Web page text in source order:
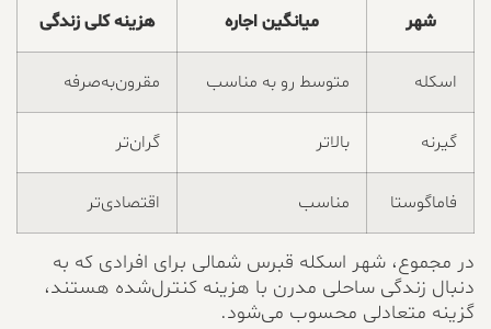
شهر میانگین اجاره هزینه کلی زندگی
اسکله متوسط رو به مناسب مقرون‌به‌صرفه
گیرنه بالاتر گران‌تر
فاماگوستا مناسب اقتصادی‌تر
در مجموع، شهر اسکله قبرس شمالی برای افرادی که به
دنبال زندگی ساحلی مدرن با هزینه کنترل‌شده هستند،
گزینه متعادلی محسوب می‌شود.